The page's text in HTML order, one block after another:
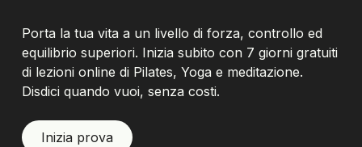
Porta la tua vita a un livello di forza, controllo ed
equilibrio superiori. Inizia subito con 7 giorni gratuiti
di lezioni online di Pilates, Yoga e meditazione.
Disdici quando vuoi, senza costi.
Inizia prova